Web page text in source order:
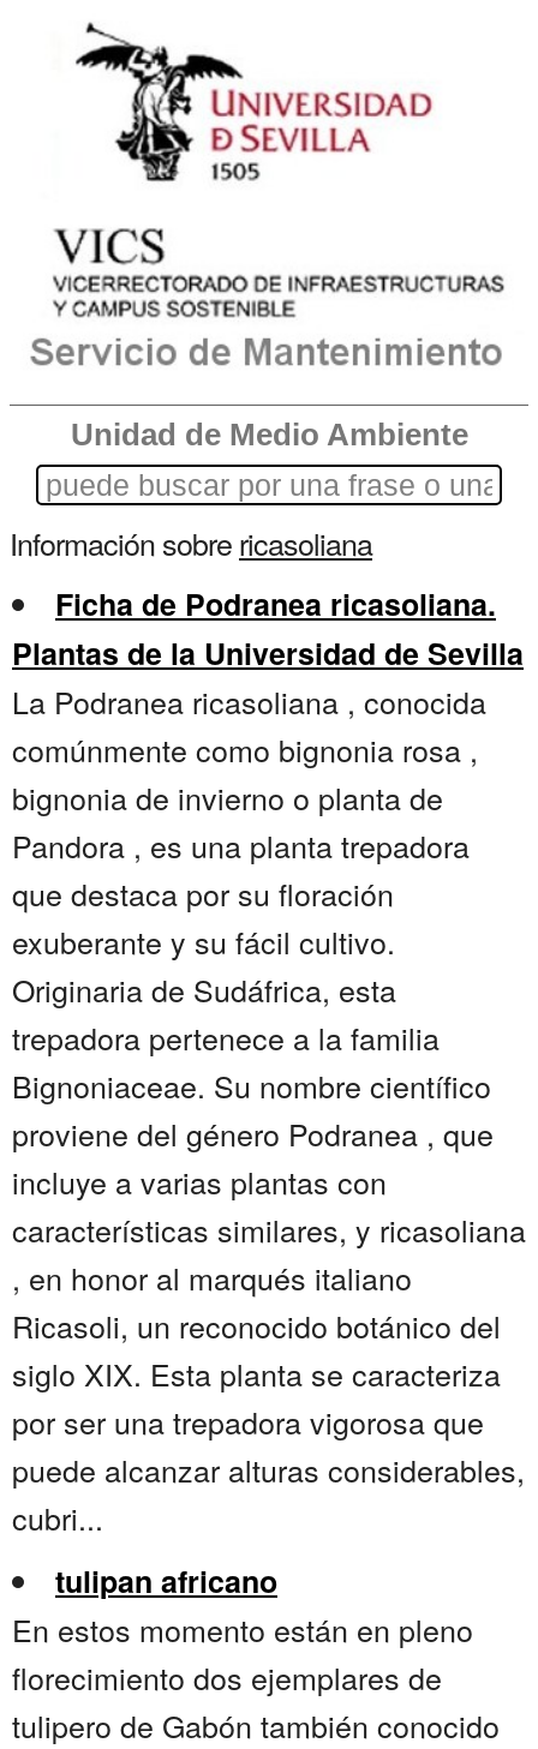
Unidad de Medio Ambiente
Información sobrericasoliana
Ficha de Podranea ricasoliana.
Plantas de la Universidad de Sevilla
La Podranea ricasoliana , conocida
comúnmente como bignonia rosa ,
bignonia de invierno o planta de
Pandora , es una planta trepadora
que destaca por su floración
exuberante y su fácil cultivo.
Originaria de Sudáfrica, esta
trepadora pertenece a la familia
Bignoniaceae. Su nombre científico
proviene del género Podranea , que
incluye a varias plantas con
características similares, y ricasoliana
, en honor al marqués italiano
Ricasoli, un reconocido botánico del
siglo XIX. Esta planta se caracteriza
por ser una trepadora vigorosa que
puede alcanzar alturas considerables,
cubri...
tulipan africano
En estos momento están en pleno
florecimiento dos ejemplares de
tulipero de Gabón también conocido